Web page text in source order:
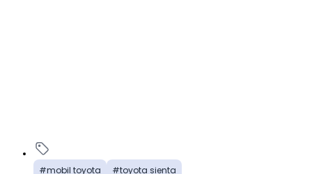
mobil toyota toyota sienta